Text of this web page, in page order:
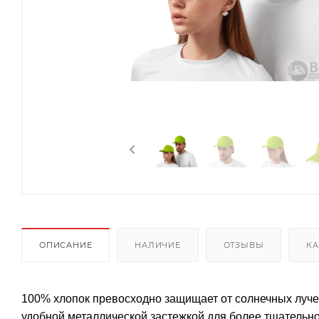
ОПИСАНИЕ НАЛИЧИЕ ОТЗЫВЫ
100% хлопок превосходно защищает от солнечных
удобной металлической застежкой для более